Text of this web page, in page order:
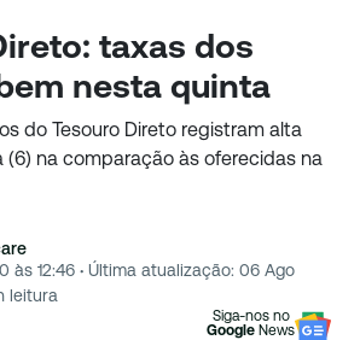
taxas dos
nesta quinta
do Tesouro Direto registram alta
na comparação às oferecidas na
às 12:46 · Última atualização: 06 Ago
leitura
Siga-nos no
Google News